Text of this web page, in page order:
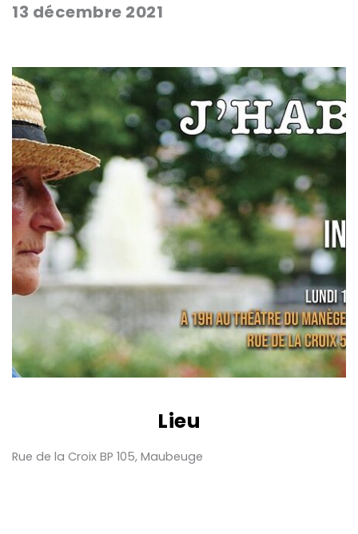
13 décembre 2021
Lieu
Rue de la Croix BP 105, Maubeuge